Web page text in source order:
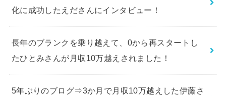
化に成功したえださんにインタビュー！
長年のブランクを乗り越えて、0から再スタートし
たひとみさんが月収10万越えされました！
5年ぶりのブログ⇒3か月で月収10万越えした伊藤さ